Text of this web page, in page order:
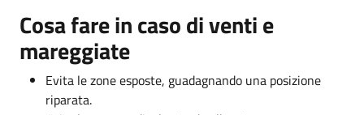
Cosa fare in caso di venti e
mareggiate
Evita le zone esposte, guadagnando una posizione
riparata.